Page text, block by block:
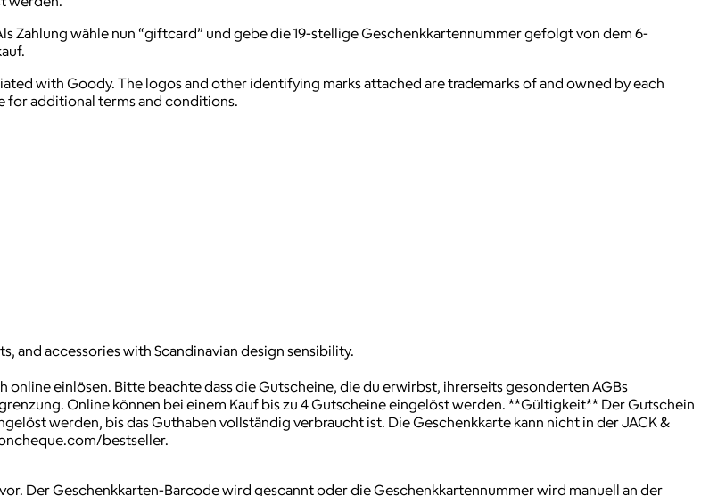
Zahlung wähle nun “giftcard” und gebe die 19-stellige Geschenkkartennummer gefolgt von dem 6-
with Goody. The logos and other identifying marks attached are trademarks of and owned by each
for additional terms and conditions.
and accessories with Scandinavian design sensibility.
einlösen. Bitte beachte dass die Gutscheine, die du erwirbst, ihrerseits gesonderten AGBs
Online können bei einem Kauf bis zu 4 Gutscheine eingelöst werden. **Gültigkeit** Der Gutschein
werden, bis das Guthaben vollständig verbraucht ist. Die Geschenkkarte kann nicht in der JACK &
bestseller.
Der Geschenkkarten-Barcode wird gescannt oder die Geschenkkartennummer wird manuell an der